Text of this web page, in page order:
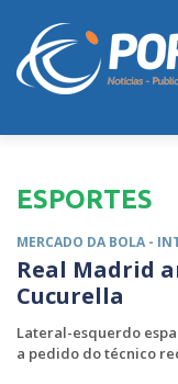
ESPORTES
MERCADO DA BOLA -
Real Madrid
Cucurella
Lateral-esquerdo
a pedido do técnico